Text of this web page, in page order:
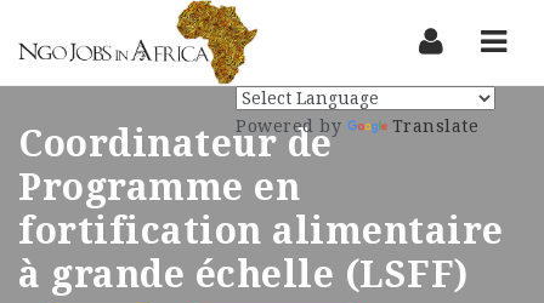
Coordinateur de
Programme en
fortification alimentaire
à grande échelle (LSFF)
Powered by Translate